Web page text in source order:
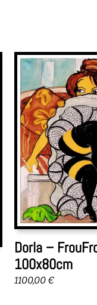
Dorla –
100x80cm
1100,00 €